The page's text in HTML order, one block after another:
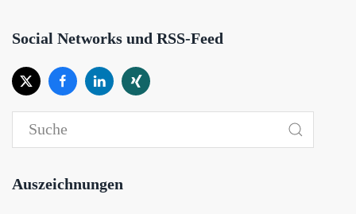
Social Networks und RSS-Feed
Auszeichnungen